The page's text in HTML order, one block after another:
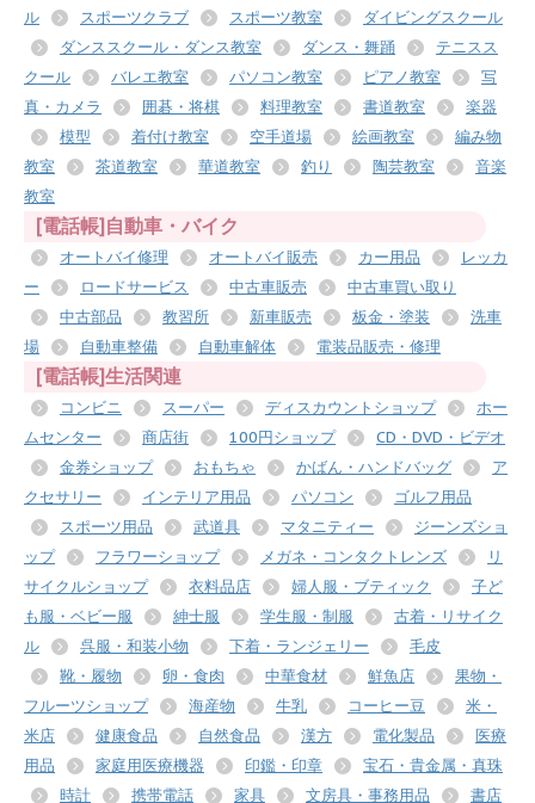
ル
スポーツクラブ スポーツ教室
ダイビングスクール
ダンススクール・ダンス教室
ダンス・舞踊
テニスス
クール
バレエ教室 パソコン教室 ピアノ教室
写
真・カメラ
囲碁・将棋 料理教室 書道教室
楽器
模型
着付け教室 空手道場 絵画教室
編み物
教室
茶道教室 華道教室 釣り 陶芸教室
音楽
教室
[電話帳]自動車・バイク
オートバイ修理 オートバイ販売 カー用品
レッカ
ー
ロードサービス 中古車販売
中古車買い取り
中古部品
教習所 新車販売 板金・塗装
洗車
場
自動車整備 自動車解体 電装品販売・修理
[電話帳]生活関連
コンビニ スーパー ディスカウントショップ
ホー
ムセンター
商店街 100円ショップ
CD・DVD・ビデオ
金券ショップ
おもちゃ かばん・ハンドバッグ
ア
クセサリー
インテリア用品 パソコン
ゴルフ用品
スポーツ用品
武道具 マタニティー
ジーンズショ
ップ
フラワーショップ メガネ・コンタクトレンズ
リ
サイクルショップ
衣料品店 婦人服・ブティック
子ど
も服・ベビー服
紳士服 学生服・制服
古着・リサイク
ル
呉服・和装小物 下着・ランジェリー
毛皮
靴・履物
卵・食肉 中華食材 鮮魚店
果物・
フルーツショップ
海産物 牛乳 コーヒー豆
米・
米店
健康食品 自然食品 漢方 電化製品
医療
用品
家庭用医療機器 印鑑・印章
宝石・貴金属・真珠
時計
携帯電話 家具 文房具・事務用品
書店